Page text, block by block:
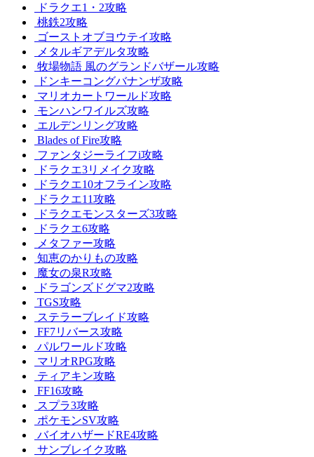
ドラクエ1・2攻略
桃鉄2攻略
ゴーストオブヨウテイ攻略
メタルギアデルタ攻略
牧場物語 風のグランドバザール攻略
ドンキーコングバナンザ攻略
マリオカートワールド攻略
モンハンワイルズ攻略
エルデンリング攻略
Blades of Fire攻略
ファンタジーライフi攻略
ドラクエ3リメイク攻略
ドラクエ10オフライン攻略
ドラクエ11攻略
ドラクエモンスターズ3攻略
ドラクエ6攻略
メタファー攻略
知恵のかりもの攻略
魔女の泉R攻略
ドラゴンズドグマ2攻略
TGS攻略
ステラーブレイド攻略
FF7リバース攻略
パルワールド攻略
マリオRPG攻略
ティアキン攻略
FF16攻略
スプラ3攻略
ポケモンSV攻略
バイオハザードRE4攻略
サンブレイク攻略